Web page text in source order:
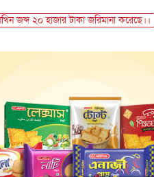
জব্দ ২০ হাজার টাকা জরিমানা করেছে।।